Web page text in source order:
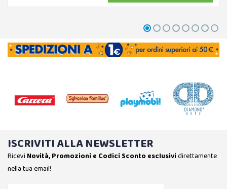
ISCRIVITI ALLA NEWSLETTER
Ricevi Novità, Promozioni e Codici Sconto esclusividirettamente
nella tua email!